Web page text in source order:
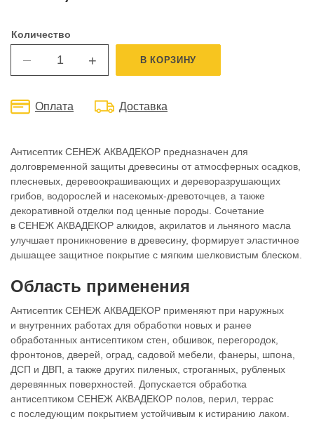
Количество
— + В КОРЗИНУ
Оплата Доставка
Антисептик СЕНЕЖ АКВАДЕКОР предназначен для
долговременной защиты древесины от атмосферных осадков,
плесневых, деревоокрашивающих и дереворазрушающих
грибов, водорослей и насекомых-древоточцев, а также
декоративной отделки под ценные породы. Сочетание
в СЕНЕЖ АКВАДЕКОР алкидов, акрилатов и льняного масла
улучшает проникновение в древесину, формирует эластичное
дышащее защитное покрытие с мягким шелковистым блеском.
Область применения
Антисептик СЕНЕЖ АКВАДЕКОР применяют при наружных
и внутренних работах для обработки новых и ранее
обработанных антисептиком стен, обшивок, перегородок,
фронтонов, дверей, оград, садовой мебели, фанеры, шпона,
ДСП и ДВП, а также других пиленых, строганных, рубленых
деревянных поверхностей. Допускается обработка
антисептиком СЕНЕЖ АКВАДЕКОР полов, перил, террас
с последующим покрытием устойчивым к истиранию лаком.